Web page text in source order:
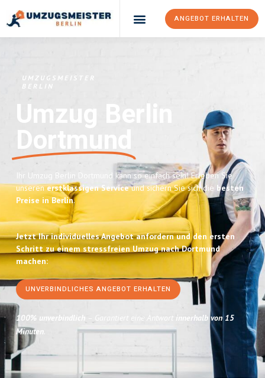
ANGEBOT ERHALTEN
UMZUGSMEISTER
BERLIN
Umzug Berlin
Dortmund
Ihr Umzug Berlin Dortmund kann so einfach sein! Erleben Sie
unserenerstklassigen Serviceund sichern Sie sich die besten
Preise in Berlin.
Jetzt Ihr individuelles Angebot anfordern und den ersten
Schritt zu einem stressfreien Umzug nach Dortmund
machen:
UNVERBINDLICHES ANGEBOT ERHALTEN
100% unverbindlich – Garantiert eine Antwort innerhalb von 15
Minuten.